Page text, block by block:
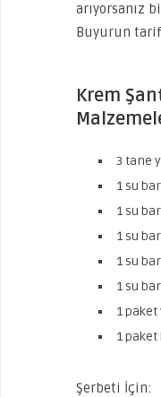
arıyorsanız
Buyurun
Krem
3 tane
1 su
1 su
1 su
1 su
1 su
1
1
Şerbeti İçin: